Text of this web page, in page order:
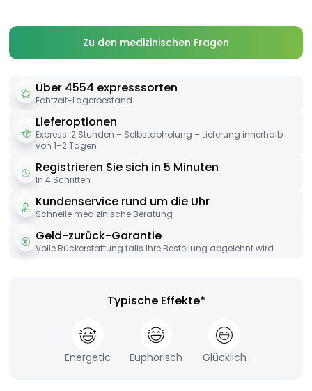
Zu den medizinischen Fragen
Über 4554 expresssorten
Echtzeit-Lagerbestand
Lieferoptionen
Express: 2 Stunden – Selbstabholung – Lieferung innerhalb
von 1–2 Tagen
Registrieren Sie sich in 5 Minuten
In 4 Schritten
Kundenservice rund um die Uhr
Schnelle medizinische Beratung
Geld-zurück-Garantie
Volle Rückerstattung falls Ihre Bestellung abgelehnt wird
Typische Effekte*
Energetic Euphorisch Glücklich